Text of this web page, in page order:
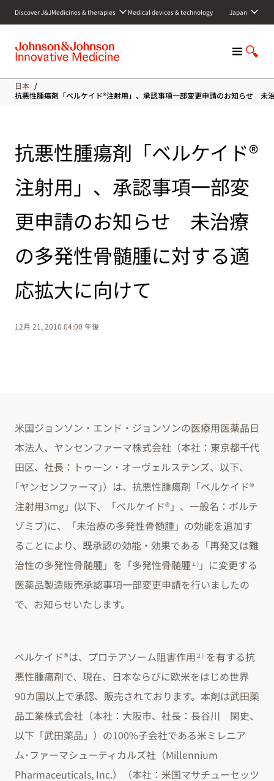
c
Discover J&JMedicines & therapies Medical devices & technology Japan
M
n
u
S
o
w
r
日本 /
抗悪性腫瘍剤「ベルケイド®注射用」、承認事項一部変更申請のお知らせ 未
抗悪性腫瘍剤「ベルケイド®
注射用」、承認事項一部変
更申請のお知らせ 未治療
の多発性骨髄腫に対する適
応拡大に向けて
12月 21, 2010 04:00 午後
米国ジョンソン・エンド・ジョンソンの医療用医薬品日
本法人、ヤンセンファーマ株式会社（本社：東京都千代
田区、社長：トゥーン・オーヴェルステンズ、以下、
｢ヤンセンファーマ｣）は、抗悪性腫瘍剤「ベルケイド®
注射用3mg」(以下、「ベルケイド®」、一般名：ボルテ
ゾミブ)に、「未治療の多発性骨髄腫」の効能を追加す
ることにより、既承認の効能・効果である「再発又は難
治性の多発性骨髄腫」を「多発性骨髄腫 １) 」に変更する
医薬品製造販売承認事項一部変更申請を行いましたの
で、お知らせいたします。
ベルケイド®は、プロテアソーム阻害作用 ２) を有する抗
悪性腫瘍剤で、現在、日本ならびに欧米をはじめ世界
90カ国以上で承認、販売されております。本剤は武田薬
品工業株式会社（本社：大阪市、社長：長谷川 閑史、
以下「武田薬品」）の100%子会社である米ミレニア
ム･ファーマシューティカルズ社（Millennium
Pharmaceuticals, Inc.）（本社：米国マサチューセッツ